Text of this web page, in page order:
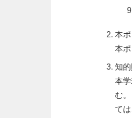
本
本
知
本
む
て